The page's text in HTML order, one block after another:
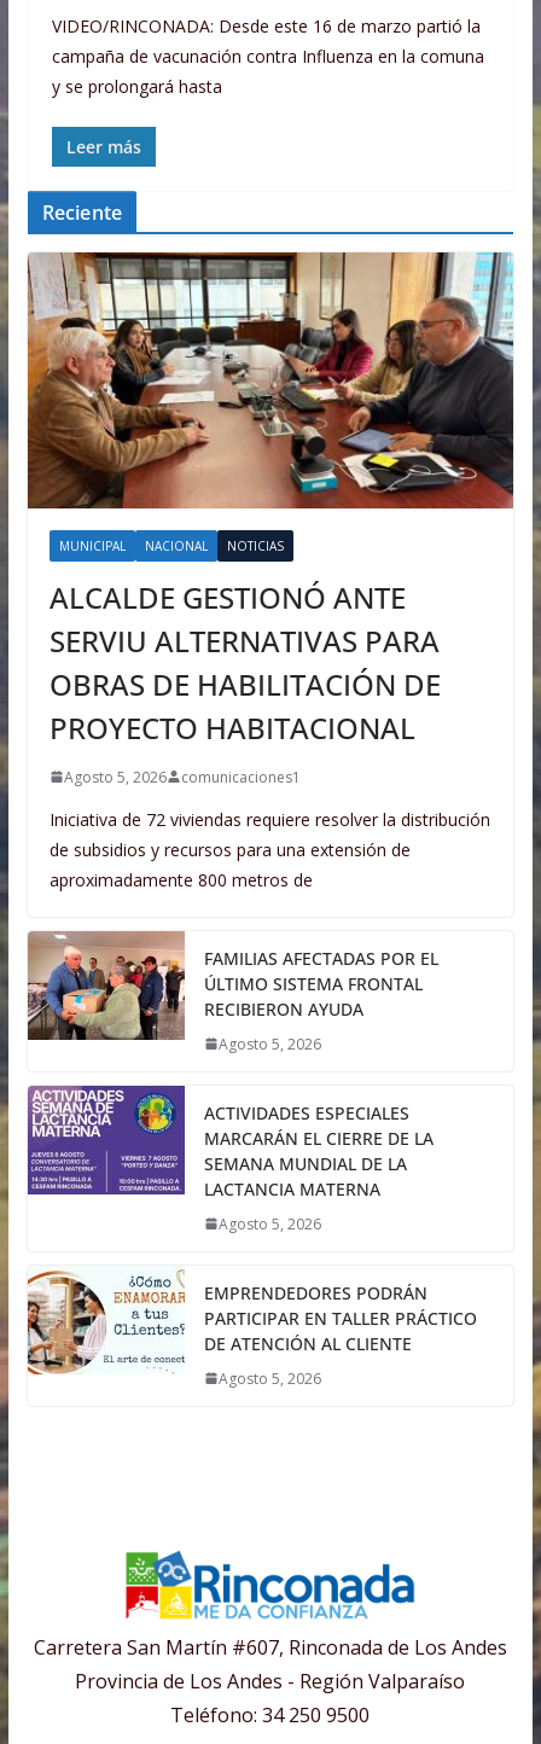
VIDEO/RINCONADA: Desde este 16 de marzo partió la
campaña de vacunación contra Influenza en la comuna
y se prolongará hasta
Leer más
Reciente
MUNICIPAL NACIONAL NOTICIAS
ALCALDE GESTIONÓ ANTE
SERVIU ALTERNATIVAS PARA
OBRAS DE HABILITACIÓN DE
PROYECTO HABITACIONAL
Agosto 5, 2026 comunicaciones1
Iniciativa de 72 viviendas requiere resolver la distribución
de subsidios y recursos para una extensión de
aproximadamente 800 metros de
FAMILIAS AFECTADAS POR EL
ÚLTIMO SISTEMA FRONTAL
RECIBIERON AYUDA
Agosto 5, 2026
ACTIVIDADES ESPECIALES
MARCARÁN EL CIERRE DE LA
SEMANA MUNDIAL DE LA
LACTANCIA MATERNA
Agosto 5, 2026
EMPRENDEDORES PODRÁN
PARTICIPAR EN TALLER PRÁCTICO
DE ATENCIÓN AL CLIENTE
Agosto 5, 2026
Carretera San Martín #607, Rinconada de Los Andes
Provincia de Los Andes - Región Valparaíso
Teléfono: 34 250 9500